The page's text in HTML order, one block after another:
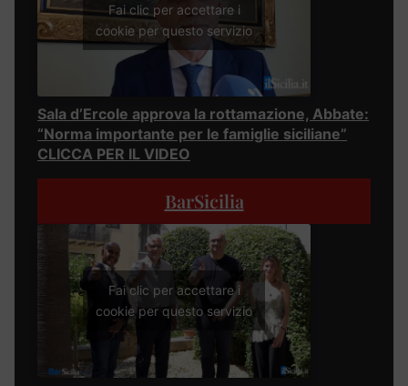
Fai clic per accettare i
cookie per questo servizio
Sala d’Ercole approva la rottamazione, Abbate:
“Norma importante per le famiglie siciliane”
CLICCA PER IL VIDEO
BarSicilia
Fai clic per accettare i
cookie per questo servizio